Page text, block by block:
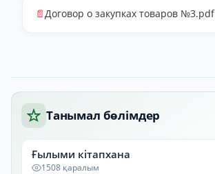
📄Договор о закупках товаров №3.pdf
Танымал бөлімдер
Ғылыми кітапхана
1508 қаралым